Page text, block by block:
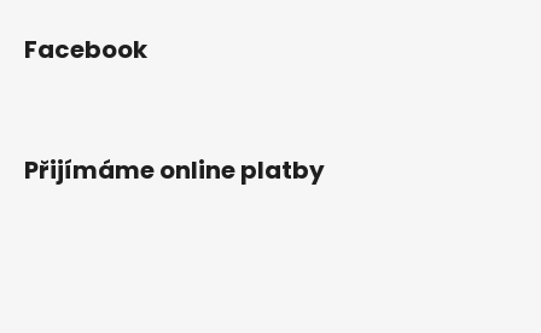
Facebook
Přijímáme online platby